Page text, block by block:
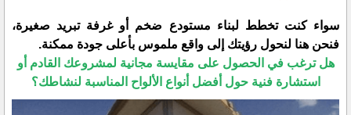
​سواء كنت تخطط لبناء مستودع ضخم أو غرفة تبريد صغيرة،
فنحن هنا لنحول رؤيتك إلى واقع ملموس بأعلى جودة ممكنة.
​هل ترغب في الحصول على مقايسة مجانية لمشروعك القادم أو
استشارة فنية حول أفضل أنواع الألواح المناسبة لنشاطك؟